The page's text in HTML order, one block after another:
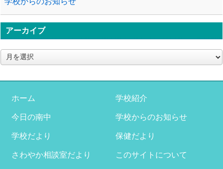
アーカイブ
ア
ー
イ
ホーム 学校紹介
今日の南中 学校からのお知らせ
学校だより 保健だより
さわやか相談室だより このサイトについて